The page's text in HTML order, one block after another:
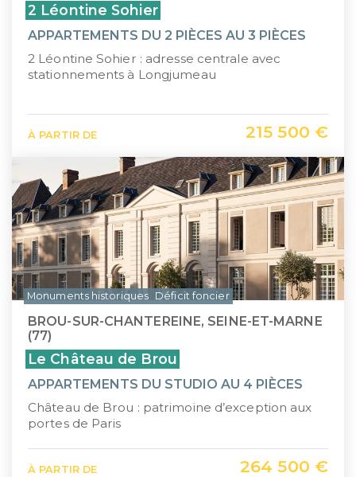
2 Léontine Sohier
APPARTEMENTS DU 2 PIÈCES AU 3 PIÈCES
2 Léontine Sohier : adresse centrale avec
stationnements à Longjumeau
À PARTIR DE 215 500 €
BROU-SUR-CHANTEREINE, SEINE-ET-MARNE
(77)
Le Château de Brou
APPARTEMENTS DU STUDIO AU 4 PIÈCES
Château de Brou : patrimoine d’exception aux
portes de Paris
À PARTIR DE 264 500 €
Monuments historiques Déficit foncier